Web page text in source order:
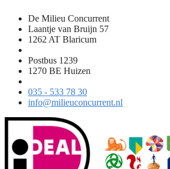
De Milieu Concurrent
Laantje van Bruijn 57
1262 AT Blaricum
Postbus 1239
1270 BE Huizen
035 - 533 78 30
info@milieuconcurrent.nl